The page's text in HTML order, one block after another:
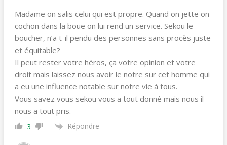
Madame on salis celui qui est propre. Quand on jette on
cochon dans la boue on lui rend un service. Sekou le
boucher, n’a t-il pendu des personnes sans procès juste
et équitable?
Il peut rester votre héros, ça votre opinion et votre
droit mais laissez nous avoir le notre sur cet homme qui
a eu une influence notable sur notre vie à tous.
Vous savez vous sekou vous a tout donné mais nous il
nous a tout pris.
3 Répondre